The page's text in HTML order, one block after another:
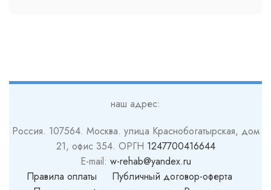
наш адрес:
Россия. 107564. Москва. улица Краснобогатырская, дом
21, офис 354. ОРГН 1247700416644
E-mail: w-rehab@yandex.ru
Правила оплаты
Публичный договор-оферта